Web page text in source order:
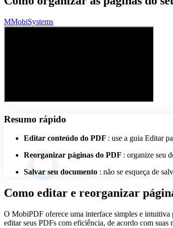
MMobiSystems
Resumo rápido
Editar conteúdo do PDF : use a guia Editar
Reorganizar páginas do PDF : organize seu
Salvar seu documento : não se esqueça de
Como editar e reorganizar
O MobiPDF oferece uma interface simples e intuitiva
editar seus PDFs com eficiência, de acordo com suas